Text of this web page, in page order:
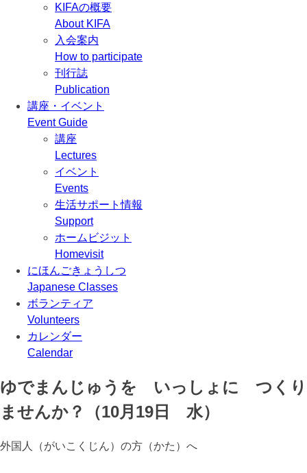
KIFAの概要
About KIFA
入会案内
How to participate
刊行誌
Publication
講座・イベント
Event Guide
講座
Lectures
イベント
Events
生活サポート情報
Support
ホームビジット
Homevisit
にほんごきょうしつ
Japanese Classes
ボランティア
Volunteers
カレンダー
Calendar
ゆでまんじゅうを いっしょに つくり
ませんか？（10月19日 水）
外国人（がいこくじん）の方（かた）へ